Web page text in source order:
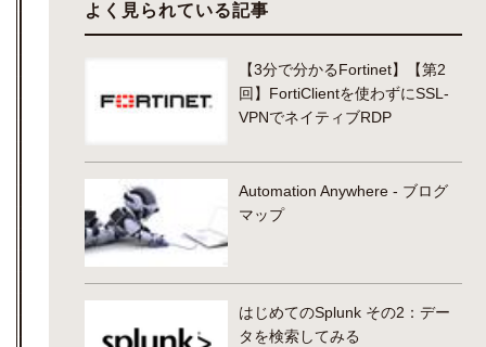
よく見られている記事
【3分で分かるFortinet】【第2
回】FortiClientを使わずにSSL-
VPNでネイティブRDP
Automation Anywhere - ブログ
マップ
はじめてのSplunk その2：デー
タを検索してみる